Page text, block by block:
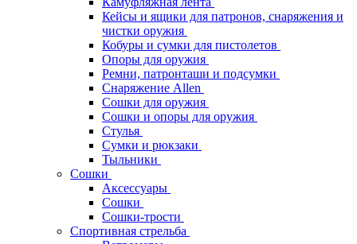
Кейсы и ящики для патронов, снаряжения и
чистки оружия
Кобуры и сумки для пистолетов
Опоры для оружия
Ремни, патронташи и подсумки
Снаряжение Allen
Сошки для оружия
Сошки и опоры для оружия
Стулья
Сумки и рюкзаки
Тыльники
Сошки
Аксессуары
Сошки
Сошки-трости
Спортивная стрельба